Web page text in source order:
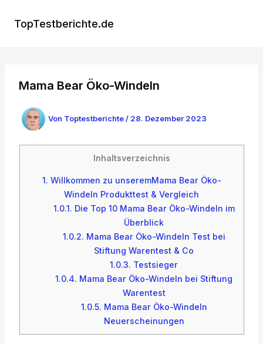
InhaltTopTestberichte.de
Mama Bear Öko-Windeln
Von Toptestberichte / 28. Dezember 2023
Inhaltsverzeichnis
1. Willkommen zu unseremMama Bear Öko-
Windeln Produkttest & Vergleich
1.0.1. Die Top 10 Mama Bear Öko-Windeln im
Überblick
1.0.2. Mama Bear Öko-Windeln Test bei
Stiftung Warentest & Co
1.0.3. Testsieger
1.0.4. Mama Bear Öko-Windeln bei Stiftung
Warentest
1.0.5. Mama Bear Öko-Windeln
Neuerscheinungen